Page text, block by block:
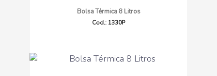
Bolsa Térmica 8 Litros
Cod.: 1330P